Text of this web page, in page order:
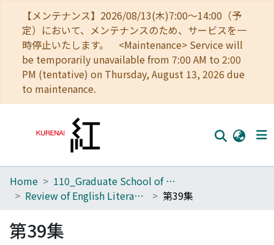
【メンテナンス】2026/08/13(木)7:00～14:00（予
定）において、メンテナンスのため、サービスを一
時停止いたします。 <Maintenance> Service will
be temporarily unavailable from 7:00 AM to 2:00
PM (tentative) on Thursday, August 13, 2026 due
to maintenance.
Home
Browse
Home
110_Graduate School of Human and Environmental Studies
Review of English Literature
第39集
第39集